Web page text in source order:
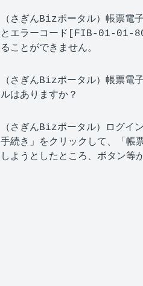
（さぎんBizポータル）帳票電
とエラーコード[FIB-01-01-
ることができません。
（さぎんBizポータル）帳票電
ルはありますか？
（さぎんBizポータル）ログイ
手続き」をクリックして、「帳
しようとしたところ、ボタン等